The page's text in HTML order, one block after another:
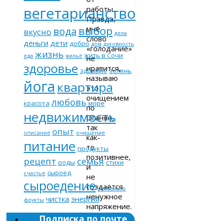
работы.
Правда,
мне
слово
«голодание»
не
нравится,
называю
это
очищением
по
Оганян,
так
как-
то
позитивнее,
и
не
создаётся
ненужное
напряжение.
Ведь
вегетарианство
вкусно вода выбор дела
деньги дети добро дом духовность
еда жизнь жильё жить в Сочи
здоровье здравие зелень
йога квартира
красота любовь море
недвижимость
описание опыт очищение
питание продукты
рецепт роды семья стихи
счастье сыроед
сыроедение телевизор
фрукты чистка энергия
Подписка по почте